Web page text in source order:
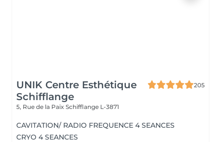
UNIK Centre Esthétique
Schifflange
205
5, Rue de la Paix Schifflange L-3871
CAVITATION/ RADIO FREQUENCE 4 SEANCES
CRYO 4 SEANCES